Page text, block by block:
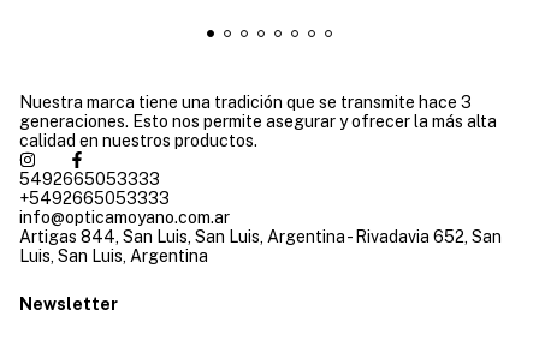
Nuestra marca tiene una tradición que se transmite hace 3
generaciones. Esto nos permite asegurar y ofrecer la más alta
calidad en nuestros productos.
5492665053333
+5492665053333
info@opticamoyano.com.ar
Artigas 844, San Luis, San Luis, Argentina - Rivadavia 652, San
Luis, San Luis, Argentina
Newsletter